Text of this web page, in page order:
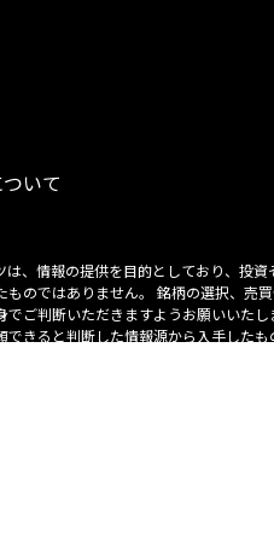
いて
は、情報の提供を目的としており、投資
のではありません。 銘柄の選択、売
ご判断いただきますようお願いいたし
できると判断した情報源から入手したも